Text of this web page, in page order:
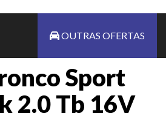
OUTRAS OFERTAS
Sport
2.0 Tb 16V